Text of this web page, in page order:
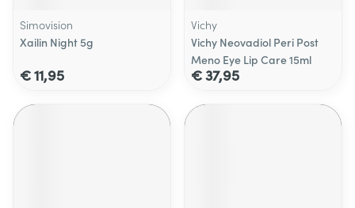
Simovision
Xailin Night 5g
€ 11,95
Vichy
Vichy Neovadiol Peri Post
Meno Eye Lip Care 15ml
€ 37,95